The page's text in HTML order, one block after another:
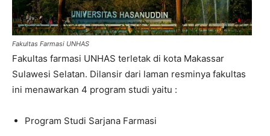
Fakultas Farmasi UNHAS
Fakultas farmasi UNHAS terletak di kota Makassar
Sulawesi Selatan. Dilansir dari laman resminya fakultas
ini menawarkan 4 program studi yaitu :
Program Studi Sarjana Farmasi